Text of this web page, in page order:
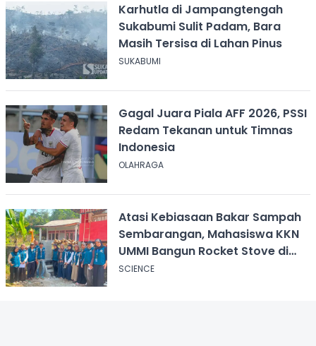
Karhutla di Jampangtengah
Sukabumi Sulit Padam, Bara
Masih Tersisa di Lahan Pinus
SUKABUMI
Gagal Juara Piala AFF 2026, PSSI
Redam Tekanan untuk Timnas
Indonesia
OLAHRAGA
Atasi Kebiasaan Bakar Sampah
Sembarangan, Mahasiswa KKN
UMMI Bangun Rocket Stove di
Desa Pagelaran
SCIENCE